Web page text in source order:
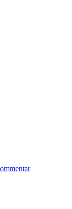
zu